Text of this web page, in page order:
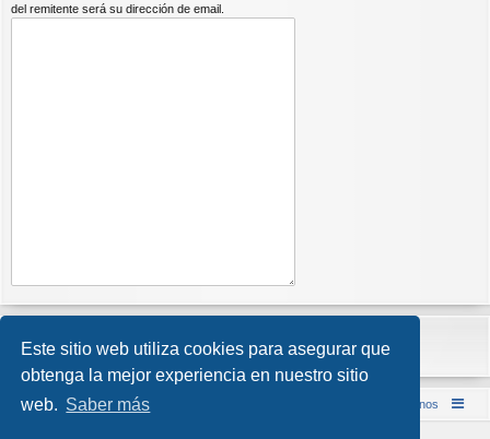
Este sitio web utiliza cookies para asegurar que
obtenga la mejor experiencia en nuestro sitio
web. Saber más
del remitente será su dirección de email.
Inicio (Web) Foro Punta de Lanza Wargames Contáctenos